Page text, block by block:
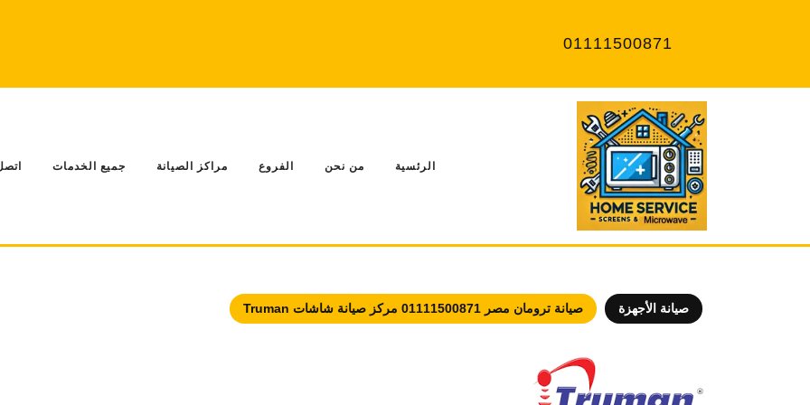
01111500871
الرئسية من نحن الفروع مراكز الصيانة جميع الخدمات
صيانة الأجهزة صيانة ترومان مصر 01111500871 مركز صيانة شاشات Truman